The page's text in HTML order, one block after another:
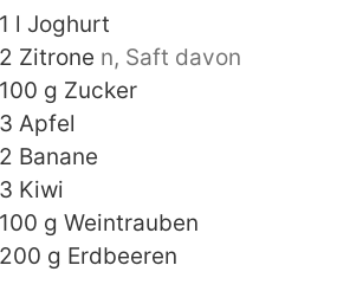
1 l Joghurt
2 Zitrone n, Saft davon
100 g Zucker
3 Apfel
2 Banane
3 Kiwi
100 g Weintrauben
200 g Erdbeeren